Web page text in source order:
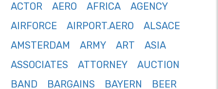
ACTOR
AERO AFRICA
AGENCY
AIRFORCE
AIRPORT.AERO
ALSACE
AMSTERDAM
ARMY ART
ASIA
ASSOCIATES
ATTORNEY
AUCTION
BAND
BARGAINS BAYERN
BEER